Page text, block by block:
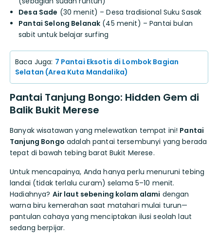
Desa Sade (30 menit) – Desa tradisional Suku Sasak
Pantai Selong Belanak (45 menit) – Pantai bulan
sabit untuk belajar surfing
Baca Juga: 7 Pantai Eksotis di Lombok Bagian
Selatan (Area Kuta Mandalika)
Pantai Tanjung Bongo: Hidden Gem di
Balik Bukit Merese
Banyak wisatawan yang melewatkan tempat ini! Pantai
Tanjung Bongo adalah pantai tersembunyi yang berada
tepat di bawah tebing barat Bukit Merese.
Untuk mencapainya, Anda hanya perlu menuruni tebing
landai (tidak terlalu curam) selama 5–10 menit.
Hadiahnya? Air laut sebening kolam alami dengan
warna biru kemerahan saat matahari mulai turun—
pantulan cahaya yang menciptakan ilusi seolah laut
sedang berpijar.